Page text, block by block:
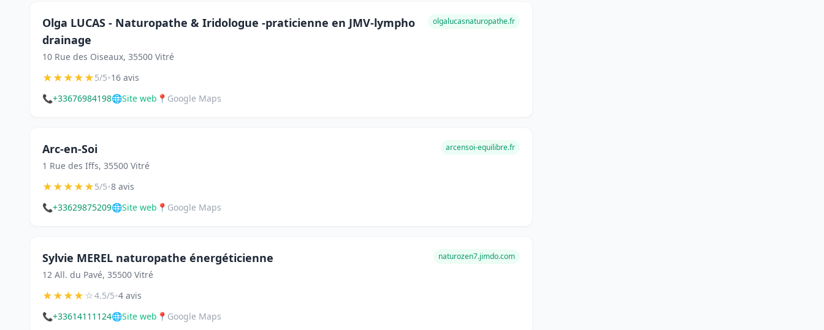
Olga LUCAS - Naturopathe & Iridologue -praticienne en JMV-lympho
drainage
10 Rue des Oiseaux, 35500 Vitré
olgalucasnaturopathe.fr
★★★★★5/5•16 avis
📞+33676984198🌐Site web 📍 Google Maps
Arc-en-Soi
1 Rue des Iffs, 35500 Vitré
arcensoi-equilibre.fr
★★★★★5/5•8 avis
📞+33629875209🌐Site web 📍 Google Maps
Sylvie MEREL naturopathe énergéticienne
12 All. du Pavé, 35500 Vitré
naturozen7.jimdo.com
★★★★☆4.5/5•4 avis
📞+33614111124🌐Site web 📍 Google Maps